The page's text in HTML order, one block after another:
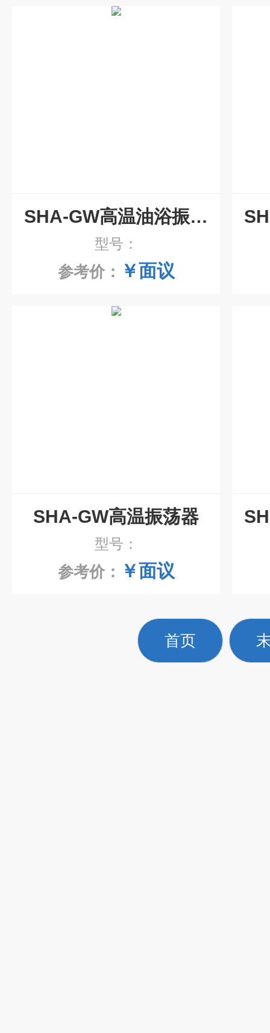
SHA-GW高温油浴振荡器
型号：
参考价： ￥面议
SHA-GW高温振荡器
型号：
参考价： ￥面议
首页